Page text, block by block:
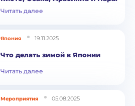
Читать далее
Япония 19.11.2025
Что делать зимой в Японии
Читать далее
Мероприятия 05.08.2025